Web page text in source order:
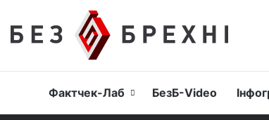
Головна
Фактчек-Лаб БезБ-Video